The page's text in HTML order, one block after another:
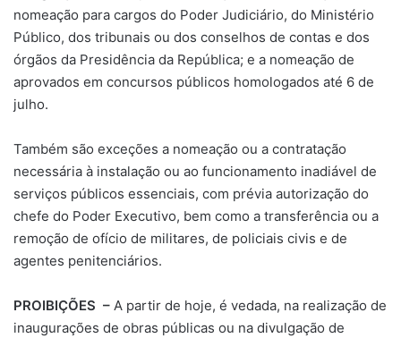
nomeação para cargos do Poder Judiciário, do Ministério
Público, dos tribunais ou dos conselhos de contas e dos
órgãos da Presidência da República; e a nomeação de
aprovados em concursos públicos homologados até 6 de
julho.
Também são exceções a nomeação ou a contratação
necessária à instalação ou ao funcionamento inadiável de
serviços públicos essenciais, com prévia autorização do
chefe do Poder Executivo, bem como a transferência ou a
remoção de ofício de militares, de policiais civis e de
agentes penitenciários.
PROIBIÇÕES – A partir de hoje, é vedada, na realização de
inaugurações de obras públicas ou na divulgação de